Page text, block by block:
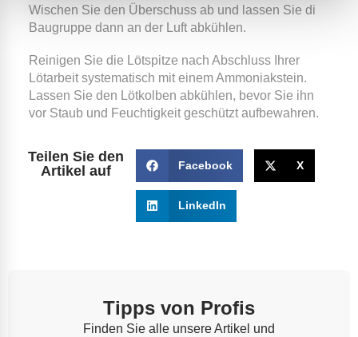
Wischen Sie den Überschuss ab und lassen Sie di
Baugruppe dann an der Luft abkühlen.
Reinigen Sie die Lötspitze nach Abschluss Ihrer
Lötarbeit systematisch mit einem Ammoniakstein.
Lassen Sie den Lötkolben abkühlen, bevor Sie ihn
vor Staub und Feuchtigkeit geschützt aufbewahren.
Teilen Sie den
Artikel auf
Facebook X
LinkedIn
Tipps von Profis
Finden Sie alle unsere Artikel und